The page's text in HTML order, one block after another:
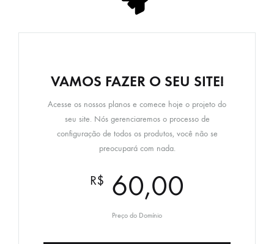
VAMOS FAZER O SEU SITE!
Acesse os nossos planos e comece hoje o projeto do
seu site. Nós gerenciaremos o processo de
configuração de todos os produtos, você não se
preocupará com nada.
R$ 60,00
Preço do Domínio